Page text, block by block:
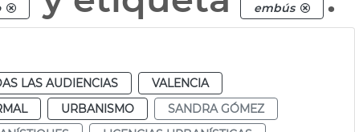
embús
LAS AUDIENCIAS
VALENCIA
URBANISMO
SANDRA GÓMEZ